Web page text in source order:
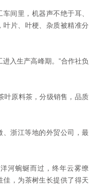
间里，机器声不绝于耳、
片、叶梗、杂质被精准分
入生产高峰期。”合作社负
叶原料茶，分级销售，品质
浙江等地的外贸公司，最
河蜿蜒而过，终年云雾缭
，为茶树生长提供了得天